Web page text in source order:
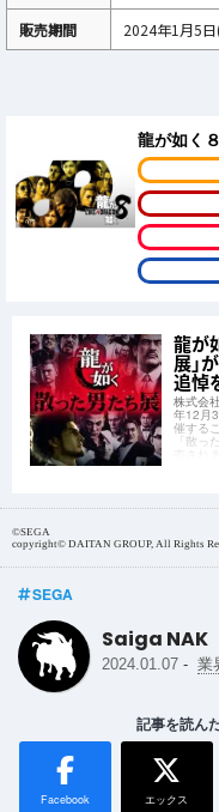
販売期間
2024年1月5
龍が如く
龍が
展」
追悼
株式会
年12月
催する
「散っ
©SEGA
copyright© DAITAN GROUP, All Rights
SEGA
Saiga NAK
2024.01.07 - 業
記事を読ん
Facebook エックス